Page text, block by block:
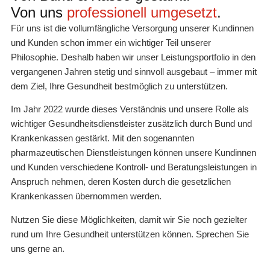
Von uns professionell umgesetzt.
Für uns ist die vollumfängliche Versorgung unserer Kundinnen
und Kunden schon immer ein wichtiger Teil unserer
Philosophie. Deshalb haben wir unser Leistungsportfolio in den
vergangenen Jahren stetig und sinnvoll ausgebaut – immer mit
dem Ziel, Ihre Gesundheit bestmöglich zu unterstützen.
Im Jahr 2022 wurde dieses Verständnis und unsere Rolle als
wichtiger Gesundheitsdienstleister zusätzlich durch Bund und
Krankenkassen gestärkt. Mit den sogenannten
pharmazeutischen Dienstleistungen können unsere Kundinnen
und Kunden verschiedene Kontroll- und Beratungsleistungen in
Anspruch nehmen, deren Kosten durch die gesetzlichen
Krankenkassen übernommen werden.
Nutzen Sie diese Möglichkeiten, damit wir Sie noch gezielter
rund um Ihre Gesundheit unterstützen können. Sprechen Sie
uns gerne an.